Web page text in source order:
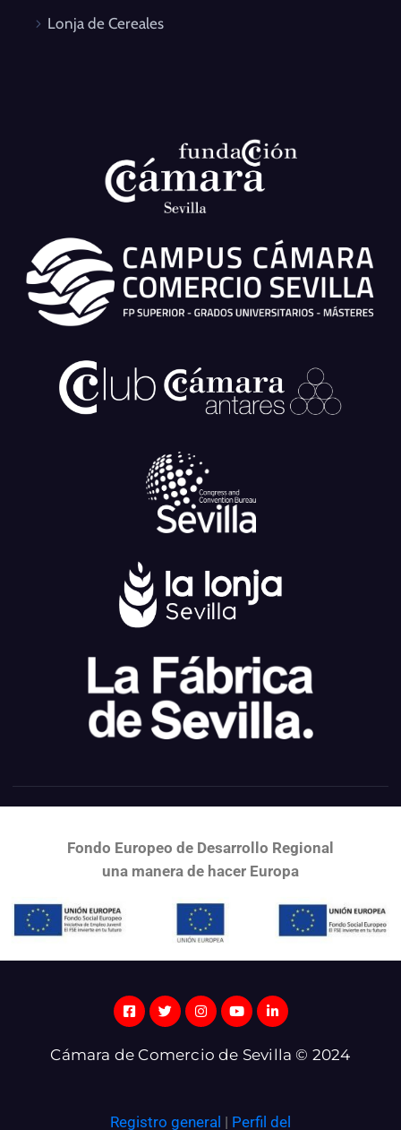
Lonja de Cereales
Fondo Europeo de Desarrollo Regional
una manera de hacer Europa
Cámara de Comercio de Sevilla © 2024
Registro general | Perfil del